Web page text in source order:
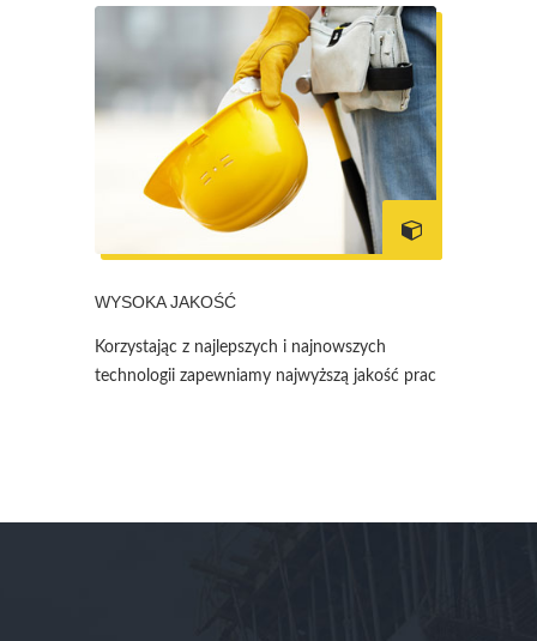
WYSOKA JAKOŚĆ
Korzystając z najlepszych i najnowszych
technologii zapewniamy najwyższą jakość prac